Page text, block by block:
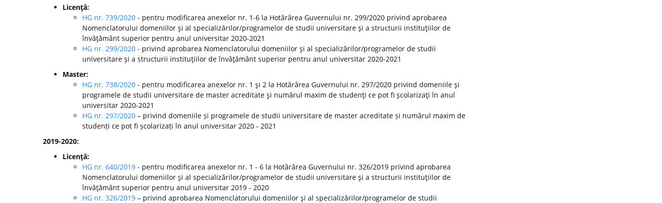
Licenţă:
HG nr. 739/2020 - pentru modificarea anexelor nr. 1-6 la Hotărârea Guvernului nr. 299/2020 privind aprobarea
Nomenclatorului domeniilor şi al specializărilor/programelor de studii universitare şi a structurii instituţiilor de
învăţământ superior pentru anul universitar 2020-2021
HG nr. 299/2020 - privind aprobarea Nomenclatorului domeniilor şi al specializărilor/programelor de studii
universitare şi a structurii instituţiilor de învăţământ superior pentru anul universitar 2020-2021
Master:
HG nr. 738/2020 - pentru modificarea anexelor nr. 1 şi 2 la Hotărârea Guvernului nr. 297/2020 privind domeniile şi
programele de studii universitare de master acreditate şi numărul maxim de studenţi ce pot fi şcolarizaţi în anul
universitar 2020-2021
HG nr. 297/2020 – privind domeniile și programele de studii universitare de master acreditate și numărul maxim de
studenți ce pot fi școlarizați în anul universitar 2020 - 2021
2019-2020:
Licenţă:
HG nr. 640/2019 - pentru modificarea anexelor nr. 1 - 6 la Hotărârea Guvernului nr. 326/2019 privind aprobarea
Nomenclatorului domeniilor şi al specializărilor/programelor de studii universitare şi a structurii instituţiilor de
învăţământ superior pentru anul universitar 2019 - 2020
HG nr. 326/2019 – privind aprobarea Nomenclatorului domeniilor şi al specializărilor/programelor de studii